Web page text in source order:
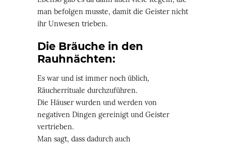
man befolgen musste, damit die Geister nicht
ihr Unwesen trieben.
Die Bräuche in den
Rauhnächten:
Es war und ist immer noch üblich,
Räucherrituale durchzuführen.
Die Häuser wurden und werden von
negativen Dingen gereinigt und Geister
vertrieben.
Man sagt, dass dadurch auch